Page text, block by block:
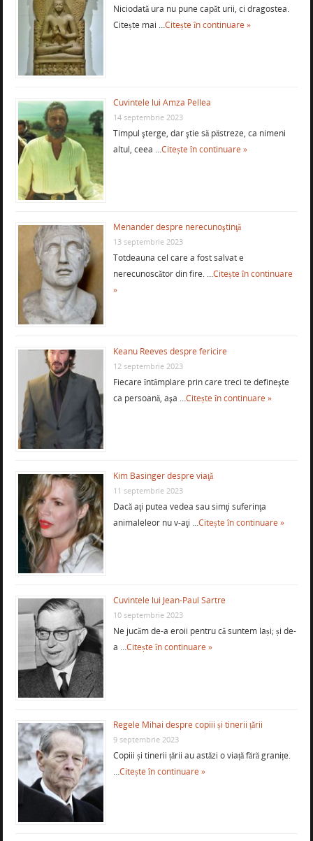
Niciodată ura nu pune capăt urii, ci dragostea.
Citește mai …Citește în continuare »
Cuvintele lui Amza Pellea
14 septembrie 2023
Timpul şterge, dar ştie să păstreze, ca nimeni
altul, ceea …Citește în continuare »
Menander despre nerecunoştinţă
13 septembrie 2023
Totdeauna cel care a fost salvat e
nerecunoscător din fire. …Citește în continuare
»
Keanu Reeves despre fericire
12 septembrie 2023
Fiecare întâmplare prin care treci te defineşte
ca persoană, aşa …Citește în continuare »
Kim Basinger despre viaţă
11 septembrie 2023
Dacă aţi putea vedea sau simţi suferinţa
animaleleor nu v-aţi …Citește în continuare »
Cuvintele lui Jean-Paul Sartre
10 septembrie 2023
Ne jucăm de-a eroii pentru că suntem lași; și de-
a …Citește în continuare »
Regele Mihai despre copiii și tinerii țării
9 septembrie 2023
Copiii și tinerii țării au astăzi o viață fără granițe.
…Citește în continuare »